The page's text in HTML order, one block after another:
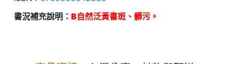
書況補充說明： B自然泛黃書斑、髒污。